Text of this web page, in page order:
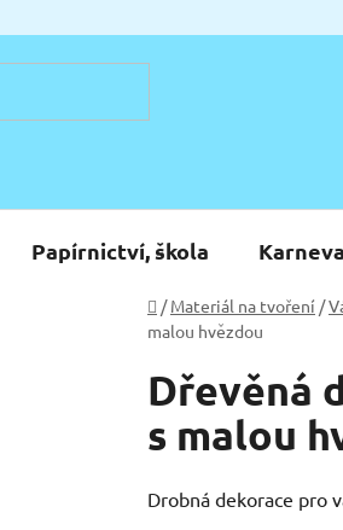
Papírnictví, škola
Domů
/ Materiál na tvoření /
malou hvězdou
Dřevěná
s malou
Drobná dekorace pro